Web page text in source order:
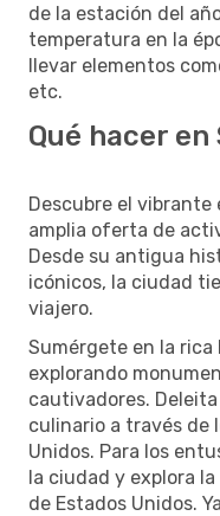
de la estación del
temperatura en la
llevar elementos
etc.
Qué hacer en
Descubre el vibrante
amplia oferta de
Desde su antigua
icónicos, la ciudad
viajero.
Sumérgete en la
explorando
cautivadores.
culinario a través de
Unidos. Para los
la ciudad y explora
de Estados Unidos.